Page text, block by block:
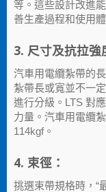
等。這些設計改進
善生產過程和使用體
3. 尺寸及抗拉強
汽車用電纜紮帶的
紮帶長或寬並不一
進行分級。LTS 對
力量。汽車用電纜
114kgf。
4. 束徑：
挑選束帶規格時，“